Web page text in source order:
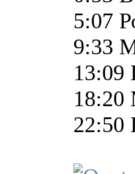
5:07
9:33
13:09
18:20
22:50